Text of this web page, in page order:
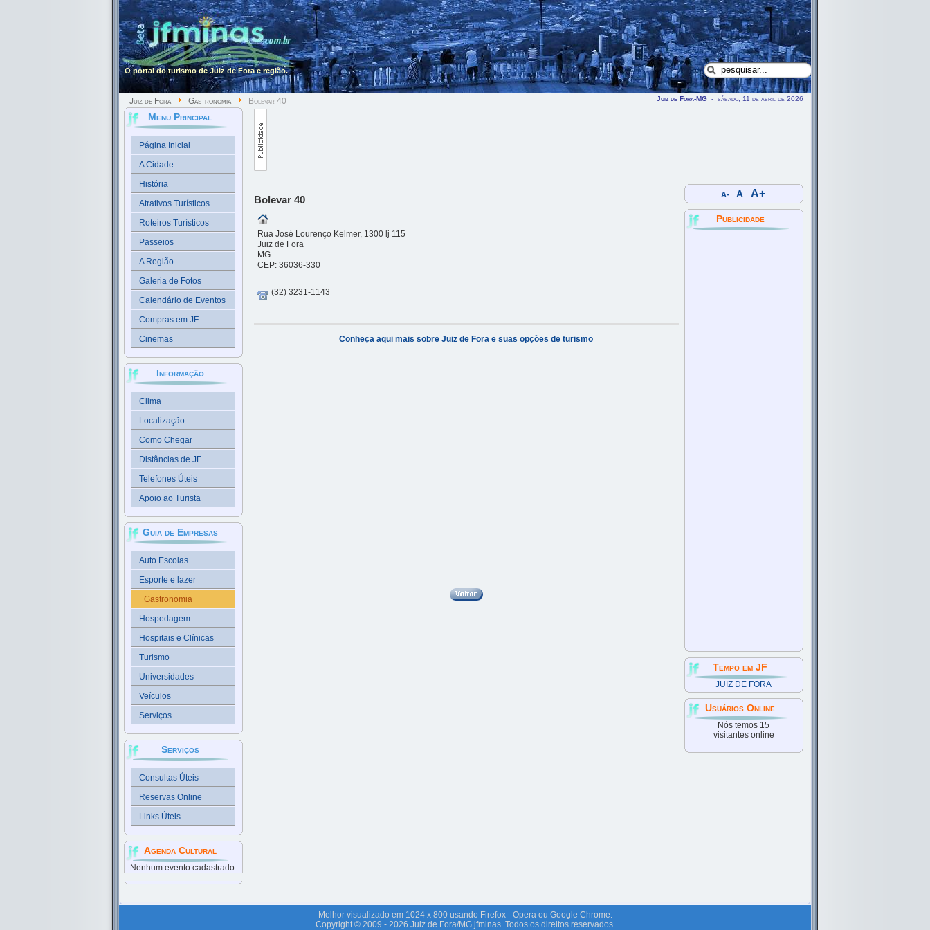
O portal do turismo de Juiz de Fora e região.
Juiz de Fora Gastronomia Bolevar 40 Juiz de Fora-MG - sábado, 11 de abril de 2026
Menu Principal
Página Inicial
A Cidade
História
Atrativos Turísticos
Roteiros Turísticos
Passeios
A Região
Galeria de Fotos
Calendário de Eventos
Compras em JF
Cinemas
Informação
Clima
Localização
Como Chegar
Distâncias de JF
Telefones Úteis
Apoio ao Turista
Guia de Empresas
Auto Escolas
Esporte e lazer
Gastronomia
Hospedagem
Hospitais e Clínicas
Turismo
Universidades
Veículos
Serviços
Serviços
Consultas Úteis
Reservas Online
Links Úteis
Agenda Cultural
Nenhum evento cadastrado.
Bolevar 40
Rua José Lourenço Kelmer, 1300 lj 115
Juiz de Fora
MG
CEP: 36036-330
(32) 3231-1143
Conheça aqui mais sobre Juiz de Fora e suas opções de turismo
A- A A+
Publicidade
Tempo em JF
JUIZ DE FORA
Usuários Online
Nós temos 15
visitantes online
Melhor visualizado em 1024 x 800 usando Firefox - Opera ou Google Chrome.
Copyright © 2009 - 2026 Juiz de Fora/MG jfminas. Todos os direitos reservados.